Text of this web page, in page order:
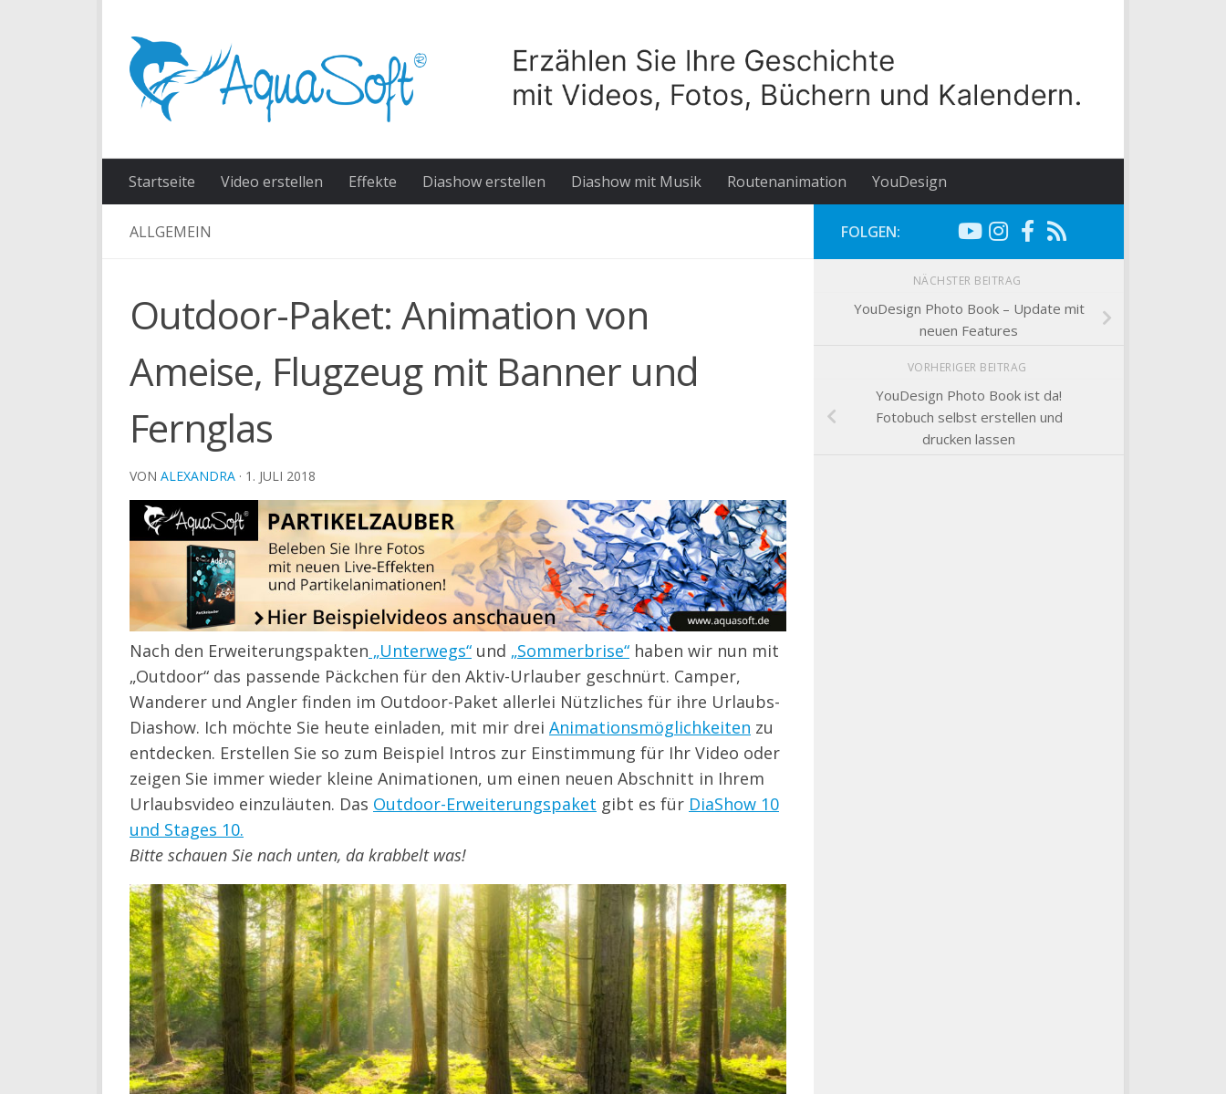
Startseite Video erstellen Effekte Diashow erstellen Diashow mit Musik Routenanimation YouDesign
ALLGEMEIN
Outdoor-Paket: Animation von
Ameise, Flugzeug mit Banner und
Fernglas
VON ALEXANDRA · 1. JULI 2018
Nach den Erweiterungspakten „Unterwegs“ und „Sommerbrise“ haben wir nun mit
„Outdoor“ das passende Päckchen für den Aktiv-Urlauber geschnürt. Camper,
Wanderer und Angler finden im Outdoor-Paket allerlei Nützliches für ihre Urlaubs-
Diashow. Ich möchte Sie heute einladen, mit mir drei Animationsmöglichkeiten zu
entdecken. Erstellen Sie so zum Beispiel Intros zur Einstimmung für Ihr Video oder
zeigen Sie immer wieder kleine Animationen, um einen neuen Abschnitt in Ihrem
Urlaubsvideo einzuläuten. Das Outdoor-Erweiterungspaket gibt es für DiaShow 10
und Stages 10.
Bitte schauen Sie nach unten, da krabbelt was!
FOLGEN:
NÄCHSTER BEITRAG
YouDesign Photo Book – Update mit
neuen Features
VORHERIGER BEITRAG
YouDesign Photo Book ist da!
Fotobuch selbst erstellen und
drucken lassen